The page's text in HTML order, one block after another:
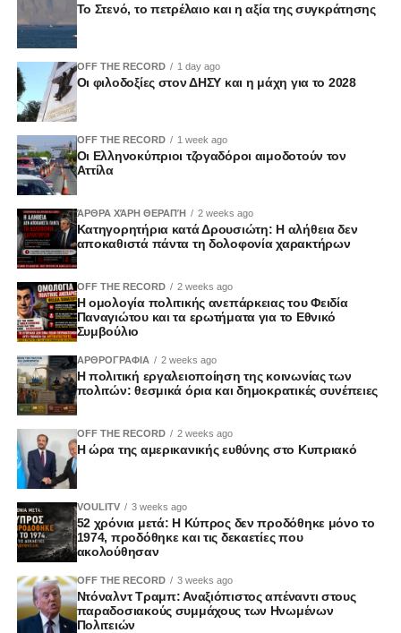
Το Στενό, το πετρέλαιο και η αξία της συγκράτησης
OFF THE RECORD 1 day ago
Οι φιλοδοξίες στον ΔΗΣΥ και η μάχη για το 2028
OFF THE RECORD 1 week ago
Οι Ελληνοκύπριοι τζογαδόροι αιμοδοτούν τον
Αττίλα
ΆΡΘΡΑ ΧΆΡΗ ΘΕΡΑΠΉ 2 weeks ago
Κατηγορητήρια κατά Δρουσιώτη: Η αλήθεια δεν
αποκαθιστά πάντα τη δολοφονία χαρακτήρων
OFF THE RECORD 2 weeks ago
Η ομολογία πολιτικής ανεπάρκειας του Φειδία
Παναγιώτου και τα ερωτήματα για το Εθνικό
Συμβούλιο
ΑΡΘΡΟΓΡΑΦΙΑ 2 weeks ago
Η πολιτική εργαλειοποίηση της κοινωνίας των
πολιτών: θεσμικά όρια και δημοκρατικές συνέπειες
OFF THE RECORD 2 weeks ago
Η ώρα της αμερικανικής ευθύνης στο Κυπριακό
VOULITV 3 weeks ago
52 χρόνια μετά: Η Κύπρος δεν προδόθηκε μόνο το
1974, προδόθηκε και τις δεκαετίες που
ακολούθησαν
OFF THE RECORD 3 weeks ago
Ντόναλντ Τραμπ: Αναξιόπιστος απέναντι στους
παραδοσιακούς συμμάχους των Ηνωμένων
Πολιτειών